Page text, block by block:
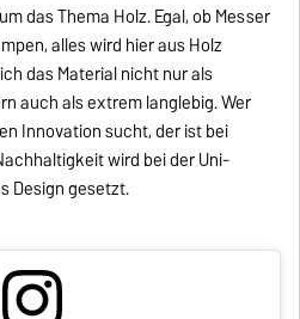
das Thema Holz. Egal, ob Messer
alles wird hier aus Holz
das Material nicht nur als
auch als extrem langlebig. Wer
Innovation sucht, der ist bei
wird bei der Uni-
Design gesetzt.